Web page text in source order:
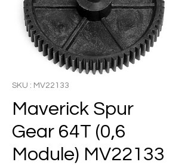
SKU : MV22133
Maverick Spur
Gear 64T (0,6
Module) MV22133